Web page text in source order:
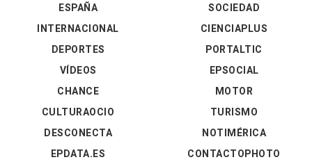
ESPAÑA
INTERNACIONAL
DEPORTES
VÍDEOS
SOCIEDAD
CIENCIAPLUS
PORTALTIC
EPSOCIAL
CHANCE
CULTURAOCIO
DESCONECTA
EPDATA.ES
MOTOR
TURISMO
NOTIMÉRICA
CONTACTOPHOTO